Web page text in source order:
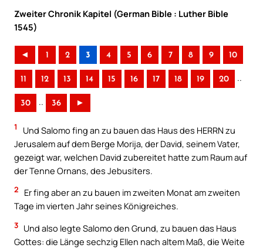
Zweiter Chronik Kapitel (German Bible : Luther Bible
1545)
◄ 1 2 3 4 5 6 7 8 9 10
11 12 13 14 15 16 17 18 19 20 ..
30 .. 36 ►
1
Und Salomo fing an zu bauen das Haus des HERRN zu
Jerusalem auf dem Berge Morija, der David, seinem Vater,
gezeigt war, welchen David zubereitet hatte zum Raum auf
der Tenne Ornans, des Jebusiters.
2
Er fing aber an zu bauen im zweiten Monat am zweiten
Tage im vierten Jahr seines Königreiches.
3 Und also legte Salomo den Grund, zu bauen das Haus
Gottes: die Länge sechzig Ellen nach altem Maß, die Weite